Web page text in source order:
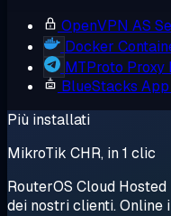
OpenVPN AS
Docker
MTProto Proxy
BlueStacks App
Più installati
MikroTik CHR, in 1 clic
RouterOS Cloud Hosted
dei nostri clienti. Online